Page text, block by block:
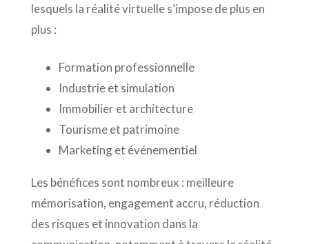
lesquels la réalité virtuelle s’impose de plus en
plus :
Formation professionnelle
Industrie et simulation
Immobilier et architecture
Tourisme et patrimoine
Marketing et événementiel
Les bénéfices sont nombreux : meilleure
mémorisation, engagement accru, réduction
des risques et innovation dans la